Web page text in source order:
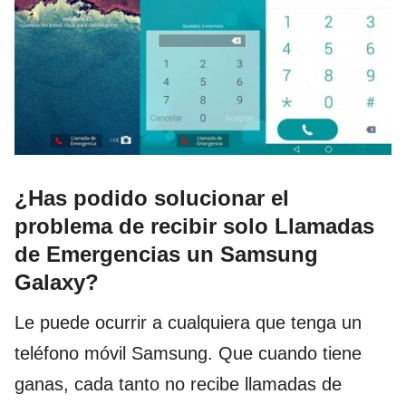
¿Has podido solucionar el
problema de recibir solo Llamadas
de Emergencias un Samsung
Galaxy?
Le puede ocurrir a cualquiera que tenga un
teléfono móvil Samsung. Que cuando tiene
ganas, cada tanto no recibe llamadas de